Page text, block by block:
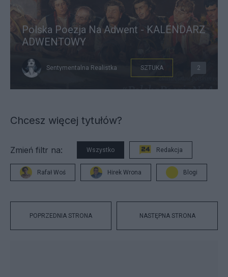
Polska Poezja Na Adwent - KALENDARZ
ADWENTOWY
Sentymentalna Realistka SZTUKA 2
Chcesz więcej tytułów?
Zmień filtr na: Wszystko Redakcja
Rafał Woś Hirek Wrona Blogi
POPRZEDNIA STRONA NASTĘPNA STRONA